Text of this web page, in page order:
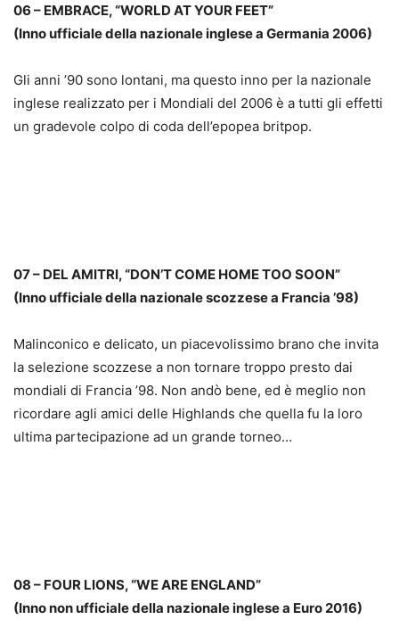
06 – EMBRACE, “WORLD AT YOUR FEET”
(Inno ufficiale della nazionale inglese a Germania 2006)
Gli anni ’90 sono lontani, ma questo inno per la nazionale
inglese realizzato per i Mondiali del 2006 è a tutti gli effetti
un gradevole colpo di coda dell’epopea britpop.
07 – DEL AMITRI, “DON’T COME HOME TOO SOON”
(Inno ufficiale della nazionale scozzese a Francia ’98)
Malinconico e delicato, un piacevolissimo brano che invita
la selezione scozzese a non tornare troppo presto dai
mondiali di Francia ’98. Non andò bene, ed è meglio non
ricordare agli amici delle Highlands che quella fu la loro
ultima partecipazione ad un grande torneo…
08 – FOUR LIONS, “WE ARE ENGLAND”
(Inno non ufficiale della nazionale inglese a Euro 2016)